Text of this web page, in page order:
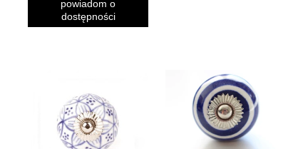
powiadom o
dostępności